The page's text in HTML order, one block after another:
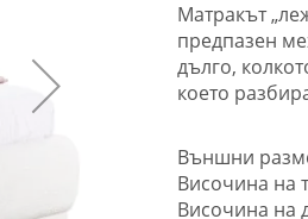
Матракът
предпазен
дълго,
което
Външни
Височина на
Височина на